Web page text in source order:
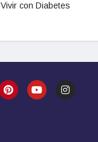
Vivir con Diabetes